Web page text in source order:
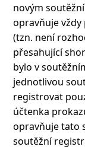
novým
opravňuje
(tzn. není
přesahující
bylo v
jednotlivou
registrovat
účtenka
opravňuje tato
soutěžní